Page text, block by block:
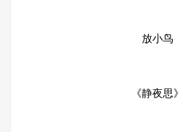
放小鸟
《静夜思》